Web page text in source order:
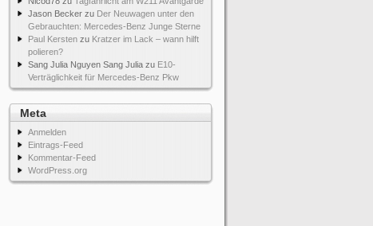
Jason Becker zu Der Neuwagen unter den
Gebrauchten: Mercedes-Benz Junge Sterne
Paul Kersten zu Kratzer im Lack – wann hilft
polieren?
Sang Julia Nguyen Sang Julia zu E10-
Verträglichkeit für Mercedes-Benz Pkw
Meta
Anmelden
Eintrags-Feed
Kommentar-Feed
WordPress.org